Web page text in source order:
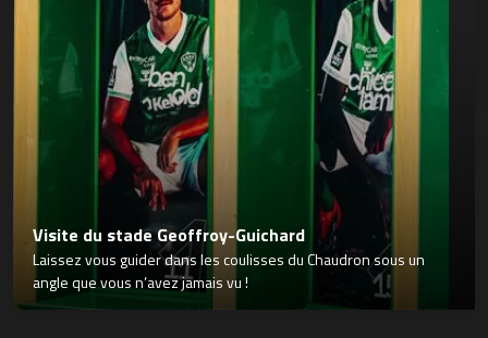
Visite du stade Geoffroy-Guichard
Laissez vous guider dans les coulisses du Chaudron sous un
angle que vous n’avez jamais vu !